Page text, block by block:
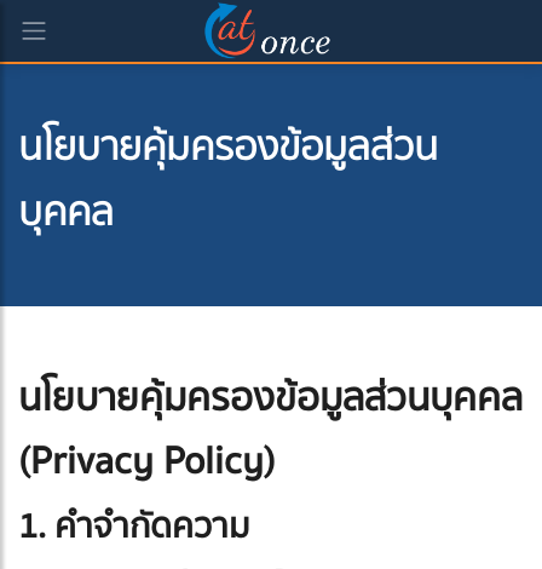
นโยบายคุ้มครองข้อมูลส่วน
บุคคล
นโยบายคุ้มครองข้อมูลส่วนบุคคล
(Privacy Policy)
1. คำจำกัดความ